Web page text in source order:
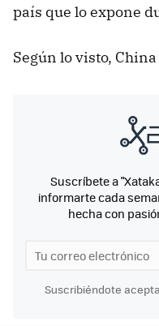
país que lo expone
Según lo visto,
Suscríbete a
informarte cada
hecha con
Suscribiéndote